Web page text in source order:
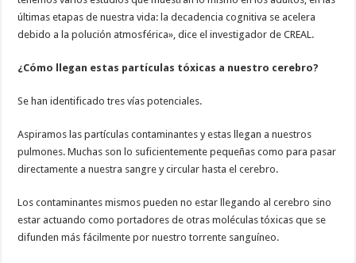
últimas etapas de nuestra vida: la decadencia cognitiva se acelera
debido a la polución atmosférica», dice el investigador de CREAL.
¿Cómo llegan estas partículas tóxicas a nuestro cerebro?
Se han identificado tres vías potenciales.
Aspiramos las partículas contaminantes y estas llegan a nuestros
pulmones. Muchas son lo suficientemente pequeñas como para pasar
directamente a nuestra sangre y circular hasta el cerebro.
Los contaminantes mismos pueden no estar llegando al cerebro sino
estar actuando como portadores de otras moléculas tóxicas que se
difunden más fácilmente por nuestro torrente sanguíneo.